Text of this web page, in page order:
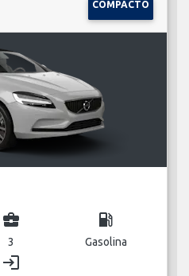
COMPACTO
business_center
3
local_gas_station
Gasolina
login